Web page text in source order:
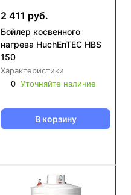
2 411 руб.
Бойлер косвенного
нагрева HuchEnTEC HBS
150
Характеристики
0 Уточняйте наличие
В корзину